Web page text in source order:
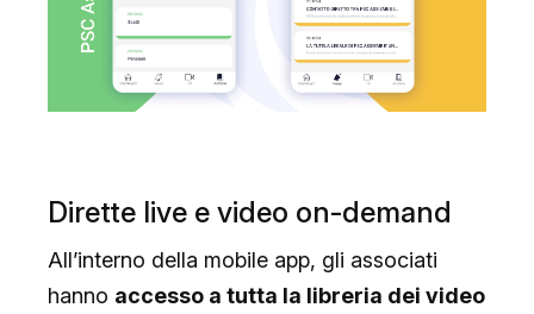
Dirette live e video on-demand
All’interno della mobile app, gli associati
hanno accesso a tutta la libreria dei video